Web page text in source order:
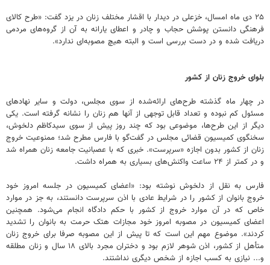
۲۵ دی ماه امسال، خزعلی در دیدار با اقشار مختلف زنان در یزد گفت: «طرح کالای
فرهنگی دانستن پوشش حجاب و چادر و اعطای یارانه به آن از گروه‌های مردمی
دریافت شده و در دست بررسی است و البته هیچ مصوبه‌ای ندارد».
بلوای خروج زنان از کشور
در چهار ماه گذشته طرح‌های ارائه‌شده از سوی مجلس، دولت و سایر نهادهای
مسئول کم نبوده و تعداد قابل توجهی از آنها هم زنان را نشانه گرفته است. یکی
دیگر از این طرح‌ها، موضوعی بود که چند روز پیش از سوی سیدکاظم دلخوش،
سخنگوی کمیسیون قضائی مجلس در گفت‌گو با فارس مطرح شد؛ ممنوعیت خروج
زنان از کشور بدون اجازه «سرپرست». خبری که با عصبانیت جامعه زنان همراه شد
و در کمتر از ۲۴ ساعت واکنش‌های بسیاری به همراه داشت.
فارس به نقل از دلخوش نوشته بود: «اعضای کمیسیون در جلسه امروز خود
خروج بانوان از کشور را در شرایط عادی با اذن سرپرست دانستند، به جز در موارد
خاص که در آن موارد خروج از کشور با حکم دادگاه انجام می‌شود. همچنین
اعضای کمیسیون در مصوبه امروز خود مجازات هتک حرمت به بانوان را تشدید
کردند». موضوع مهم این است که تا پیش از این مصوبه صرفا برای خروج زنان
متأهل از کشور، اذن شوهر لازم بود و دختران مجرد بالای ۱۸ سال و زنان مطلقه
و... نیازی به کسب اجازه از شخص دیگری نداشتند.